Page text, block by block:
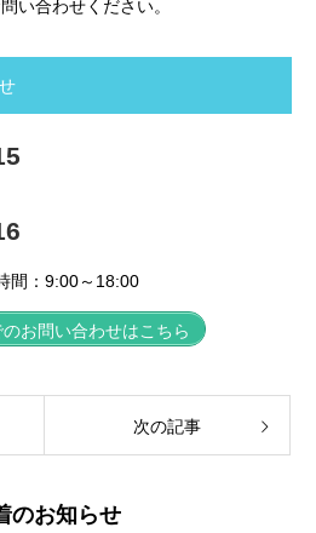
い合わせください。
間：9:00～18:00
のお問い合わせはこちら
次の記事
のお知らせ